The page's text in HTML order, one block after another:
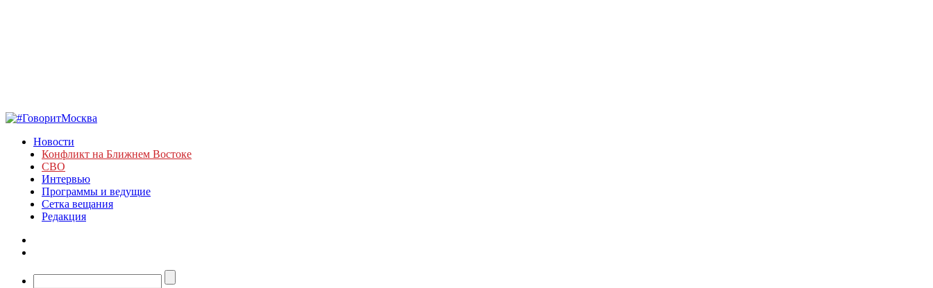
Новости
Конфликт на Ближнем Востоке
СВО
Интервью
Программы и ведущие
Сетка вещания
Редакция